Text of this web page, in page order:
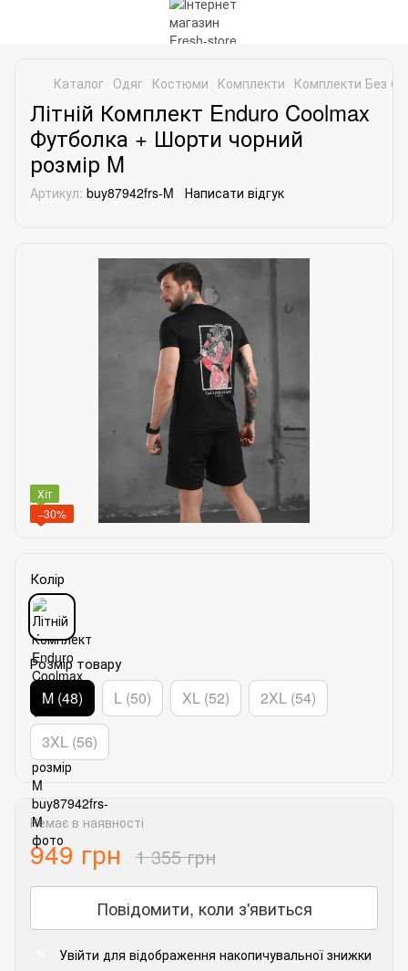
Каталог Одяг Костюми Комплекти Комплекти Без
Літній Комплект Enduro Coolmax
Футболка + Шорти чорний
розмір M
Артикул: buy87942frs-M Написати відгук
Хіт
−30%
Колір
Розмір товару
M (48) L (50) XL (52) 2XL (54)
3XL (56)
Немає в наявності
949 грн 1 355 грн
Повідомити, коли з'явиться
Увійти для відображення накопичувальної знижки